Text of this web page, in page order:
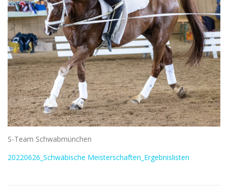
S-Team Schwabmünchen
20220626_Schwäbische Meisterschaften_Ergebnislisten